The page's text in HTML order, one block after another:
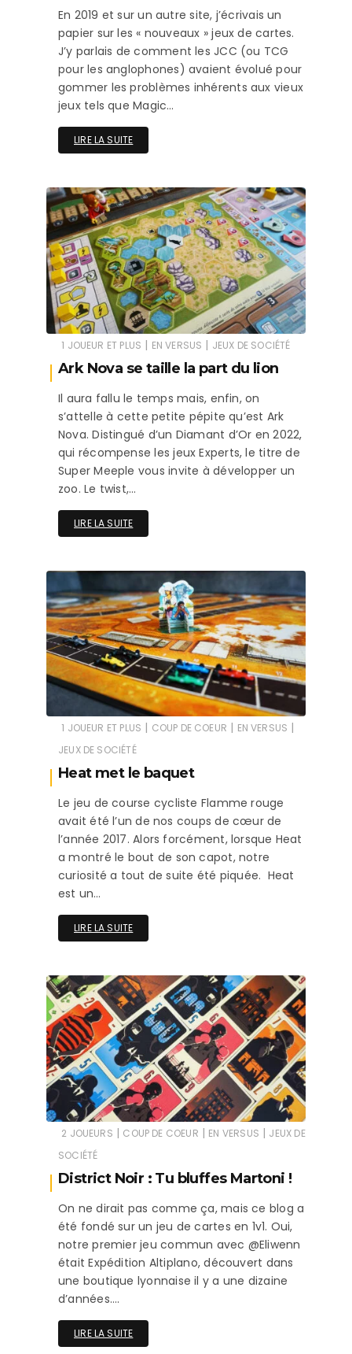
En 2019 et sur un autre site, j’écrivais un
papier sur les « nouveaux » jeux de cartes.
J’y parlais de comment les JCC (ou TCG
pour les anglophones) avaient évolué pour
gommer les problèmes inhérents aux vieux
jeux tels que Magic…
LIRE LA SUITE
1 JOUEUR ET PLUS | EN VERSUS | JEUX DE SOCIÉTÉ
Ark Nova se taille la part du lion
Il aura fallu le temps mais, enfin, on
s’attelle à cette petite pépite qu’est Ark
Nova. Distingué d’un Diamant d’Or en 2022,
qui récompense les jeux Experts, le titre de
Super Meeple vous invite à développer un
zoo. Le twist,…
LIRE LA SUITE
1 JOUEUR ET PLUS | COUP DE COEUR | EN VERSUS |
JEUX DE SOCIÉTÉ
Heat met le baquet
Le jeu de course cycliste Flamme rouge
avait été l’un de nos coups de cœur de
l’année 2017. Alors forcément, lorsque Heat
a montré le bout de son capot, notre
curiosité a tout de suite été piquée. Heat
est un…
LIRE LA SUITE
2 JOUEURS | COUP DE COEUR | EN VERSUS | JEUX DE
SOCIÉTÉ
District Noir : Tu bluffes Martoni !
On ne dirait pas comme ça, mais ce blog a
été fondé sur un jeu de cartes en 1v1. Oui,
notre premier jeu commun avec @Eliwenn
était Expédition Altiplano, découvert dans
une boutique lyonnaise il y a une dizaine
d’années….
LIRE LA SUITE